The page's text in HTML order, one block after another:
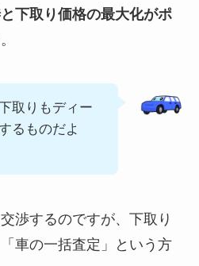
下取り価格の最大化がポ
取りもディー
るものだよ
渉するのですが、下取り
車の一括査定」という方